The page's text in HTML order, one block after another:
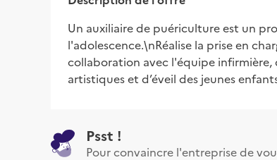
Un auxiliaire de puériculture est un
l'adolescence.\nRéalise la prise en
collaboration avec l'équipe
artistiques et d’éveil des jeunes
Psst !
Pour convaincre l'entreprise de